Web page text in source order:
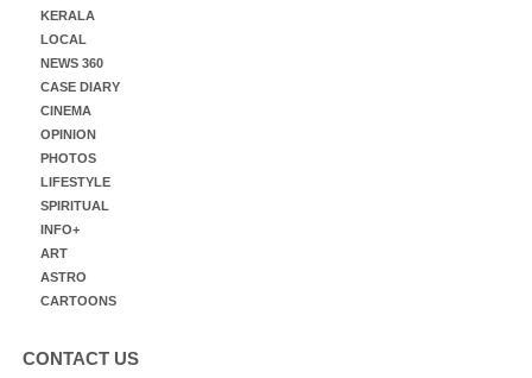
KERALA
LOCAL
NEWS 360
CASE DIARY
CINEMA
OPINION
PHOTOS
LIFESTYLE
SPIRITUAL
INFO+
ART
ASTRO
CARTOONS
CONTACT US